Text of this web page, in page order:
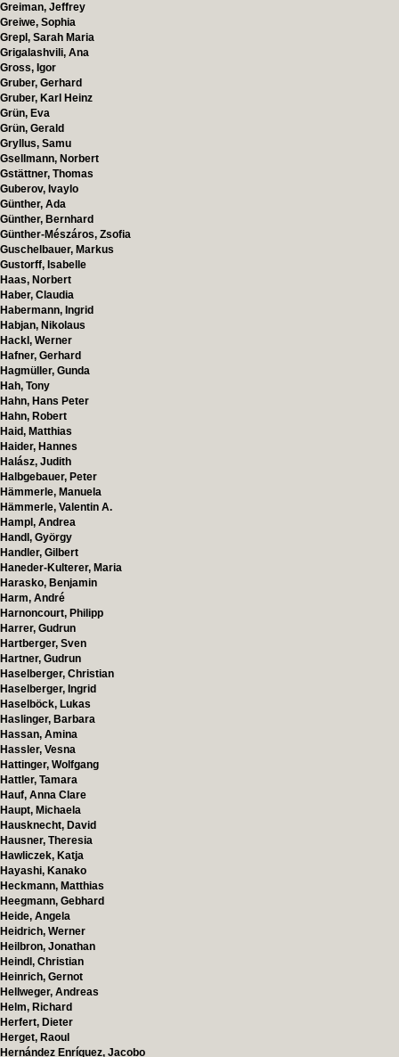
Greiman, Jeffrey
Greiwe, Sophia
Grepl, Sarah Maria
Grigalashvili, Ana
Gross, Igor
Gruber, Gerhard
Gruber, Karl Heinz
Grün, Eva
Grün, Gerald
Gryllus, Samu
Gsellmann, Norbert
Gstättner, Thomas
Guberov, Ivaylo
Günther, Ada
Günther, Bernhard
Günther-Mészáros, Zsofia
Guschelbauer, Markus
Gustorff, Isabelle
Haas, Norbert
Haber, Claudia
Habermann, Ingrid
Habjan, Nikolaus
Hackl, Werner
Hafner, Gerhard
Hagmüller, Gunda
Hah, Tony
Hahn, Hans Peter
Hahn, Robert
Haid, Matthias
Haider, Hannes
Halász, Judith
Halbgebauer, Peter
Hämmerle, Manuela
Hämmerle, Valentin A.
Hampl, Andrea
Handl, György
Handler, Gilbert
Haneder-Kulterer, Maria
Harasko, Benjamin
Harm, André
Harnoncourt, Philipp
Harrer, Gudrun
Hartberger, Sven
Hartner, Gudrun
Haselberger, Christian
Haselberger, Ingrid
Haselböck, Lukas
Haslinger, Barbara
Hassan, Amina
Hassler, Vesna
Hattinger, Wolfgang
Hattler, Tamara
Hauf, Anna Clare
Haupt, Michaela
Hausknecht, David
Hausner, Theresia
Hawliczek, Katja
Hayashi, Kanako
Heckmann, Matthias
Heegmann, Gebhard
Heide, Angela
Heidrich, Werner
Heilbron, Jonathan
Heindl, Christian
Heinrich, Gernot
Hellweger, Andreas
Helm, Richard
Herfert, Dieter
Herget, Raoul
Hernández Enríquez, Jacobo